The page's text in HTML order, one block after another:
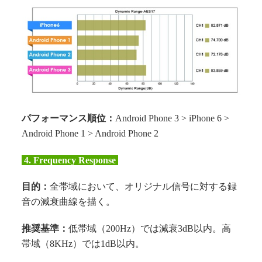
パフォーマンス順位： Android Phone 3 > iPhone 6 >
Android Phone 1 > Android Phone 2
4.Frequency Response
目的：全帯域において、オリジナル信号に対する録
音の減衰曲線を描く。
推奨基準：低帯域（200Hz）では減衰3dB以内。高
帯域（8KHz）では1dB以内。